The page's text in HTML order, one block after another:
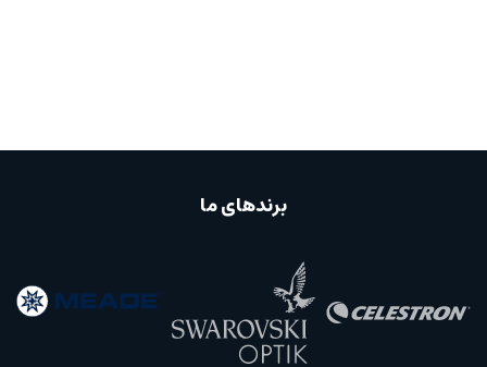
برندهای ما